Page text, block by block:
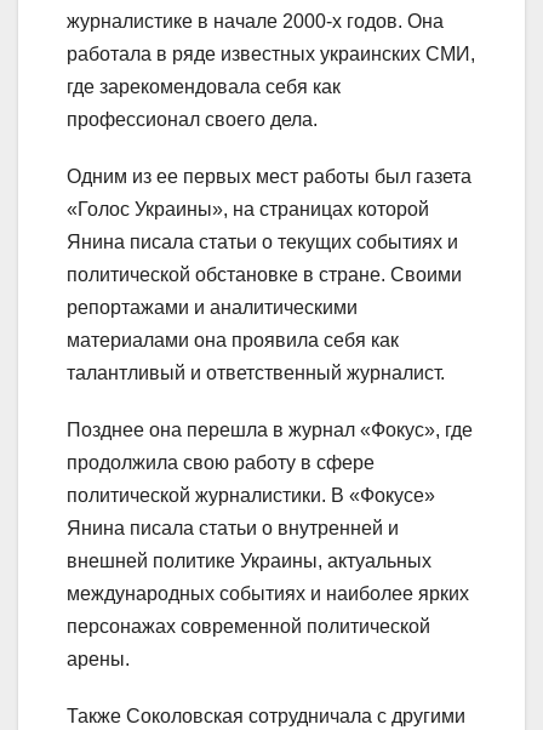
журналистике в начале 2000-х годов. Она
работала в ряде известных украинских СМИ,
где зарекомендовала себя как
профессионал своего дела.
Одним из ее первых мест работы был газета
«Голос Украины», на страницах которой
Янина писала статьи о текущих событиях и
политической обстановке в стране. Своими
репортажами и аналитическими
материалами она проявила себя как
талантливый и ответственный журналист.
Позднее она перешла в журнал «Фокус», где
продолжила свою работу в сфере
политической журналистики. В «Фокусе»
Янина писала статьи о внутренней и
внешней политике Украины, актуальных
международных событиях и наиболее ярких
персонажах современной политической
арены.
Также Соколовская сотрудничала с другими